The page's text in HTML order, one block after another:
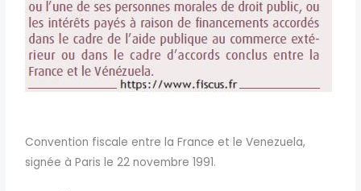
Convention fiscale entre la France et le Venezuela,
signée à Paris le 22 novembre 1991.